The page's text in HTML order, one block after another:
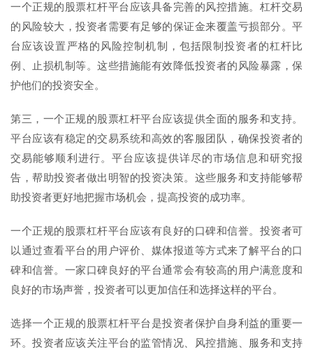
一个正规的股票杠杆平台应该具备完善的风控措施。杠杆交易
的风险较大，投资者需要有足够的保证金来覆盖亏损部分。平
台应该设置严格的风险控制机制，包括限制投资者的杠杆比
例、止损机制等。这些措施能有效降低投资者的风险暴露，保
护他们的投资安全。
第三，一个正规的股票杠杆平台应该提供全面的服务和支持。
平台应该有稳定的交易系统和高效的客服团队，确保投资者的
交易能够顺利进行。平台应该提供详尽的市场信息和研究报
告，帮助投资者做出明智的投资决策。这些服务和支持能够帮
助投资者更好地把握市场机会，提高投资的成功率。
一个正规的股票杠杆平台应该有良好的口碑和信誉。投资者可
以通过查看平台的用户评价、媒体报道等方式来了解平台的口
碑和信誉。一家口碑良好的平台通常会有较高的用户满意度和
良好的市场声誉，投资者可以更加信任和选择这样的平台。
选择一个正规的股票杠杆平台是投资者保护自身利益的重要一
环。投资者应该关注平台的监管情况、风控措施、服务和支持